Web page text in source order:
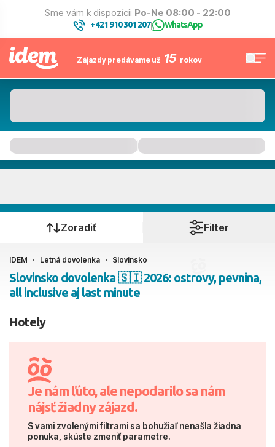
Sme vám k dispozícii Po-Ne 08:00 - 22:00
+421 910 301 207| WhatsApp
Zájazdy predávame už 15 rokov
Kedy cestujete?
Ako cestujete?
Zoradiť Filter
IDEM Letná dovolenka Slovinsko
Slovinsko dovolenka 🇸🇮 2026: ostrovy, pevnina,
all inclusive aj last minute
Hotely
Je nám ľúto, ale nepodarilo sa nám
nájsť žiadny zájazd.
S vami zvolenými filtrami sa bohužiaľ nenašla žiadna
ponuka, skúste zmeniť parametre.